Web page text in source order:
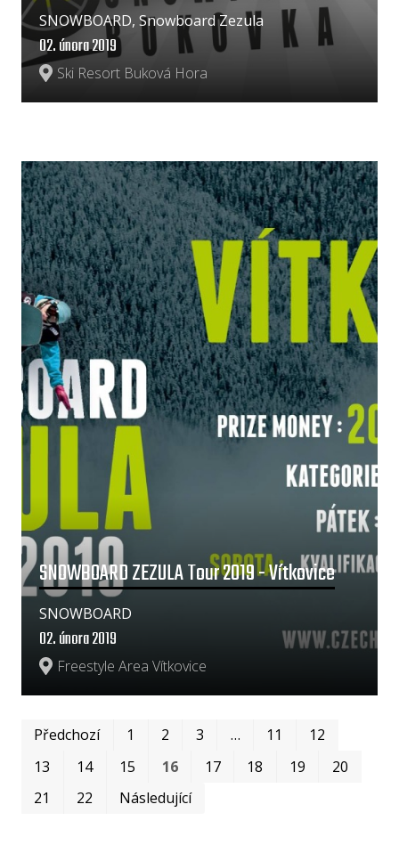
Ski Resort Buková Hora
02. února 2019
SNOWBOARD, Snowboard Zezula
SNOWBOARD ZEZULA Tour 2019 - Vítkovice
Freestyle Area Vítkovice
02. února 2019
SNOWBOARD
Předchozí 1 2 3 … 11
12
13
14 15 16 17 18 19
20
21
22 Následující